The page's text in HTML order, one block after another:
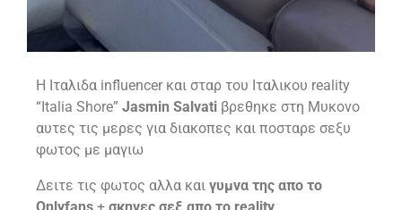
H Ιταλιδα influencer και σταρ του Ιταλικου reality
“Italia Shore” Jasmin Salvati βρεθηκε στη Μυκονο
αυτες τις μερες για διακοπες και ποσταρε σεξυ
φωτος με μαγιω
Δειτε τις φωτος αλλα και γυμνα της απο το